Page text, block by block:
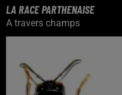
LA RACE PARTHENAISE
A travers champs